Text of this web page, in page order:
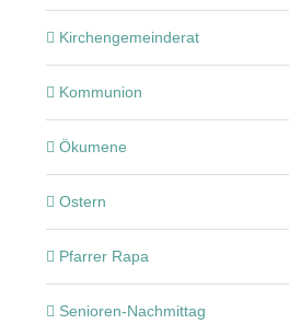
Kirchengemeinderat
Kommunion
Ökumene
Ostern
Pfarrer Rapa
Senioren-Nachmittag